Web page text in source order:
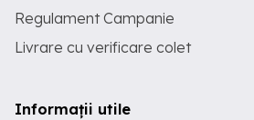
Regulament Campanie
Livrare cu verificare colet
Informații utile